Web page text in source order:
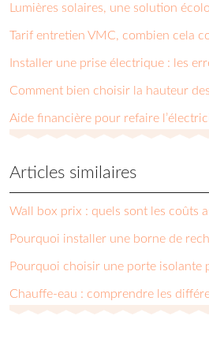
Lumières solaires, une solution
Tarif entretien VMC, combien cela
Installer une prise électrique : les
Comment bien choisir la hauteur
Aide financière pour refaire
Articles similaires
Wall box prix : quels sont les coûts
Pourquoi installer une borne de
Pourquoi choisir une porte isolante
Chauffe-eau : comprendre les